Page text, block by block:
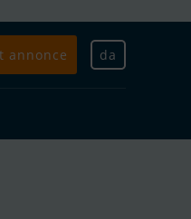
annonce da